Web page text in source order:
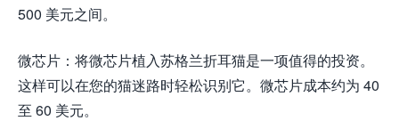
500 美元之间。
微芯片：将微芯片植入苏格兰折耳猫是一项值得的投资。
这样可以在您的猫迷路时轻松识别它。微芯片成本约为 40
至 60 美元。